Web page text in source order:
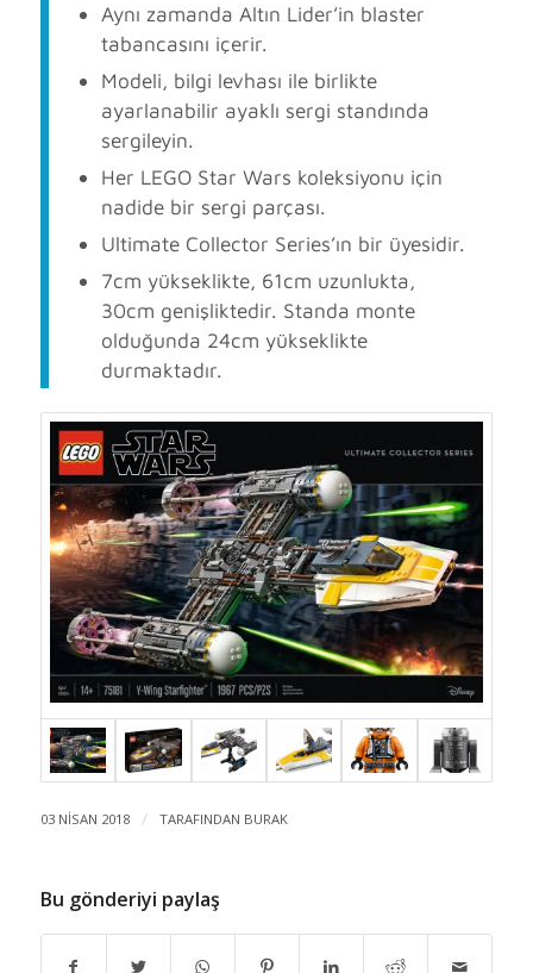
Aynı zamanda Altın Lider’in blaster
tabancasını içerir.
Modeli, bilgi levhası ile birlikte
ayarlanabilir ayaklı sergi standında
sergileyin.
Her LEGO Star Wars koleksiyonu için
nadide bir sergi parçası.
Ultimate Collector Series’ın bir üyesidir.
7cm yükseklikte, 61cm uzunlukta,
30cm genişliktedir. Standa monte
olduğunda 24cm yükseklikte
durmaktadır.
03 NISAN 2018 / TARAFINDAN BURAK
Bu gönderiyi paylaş